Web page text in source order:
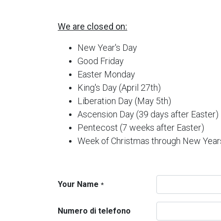
We are closed on:
New Year's Day
Good Friday
Easter Monday
King's Day (April 27th)
Liberation Day (May 5th)
Ascension Day (39 days after Easter)
Pentecost (7 weeks after Easter)
Week of Christmas through New
Your Name *
Numero di telefono